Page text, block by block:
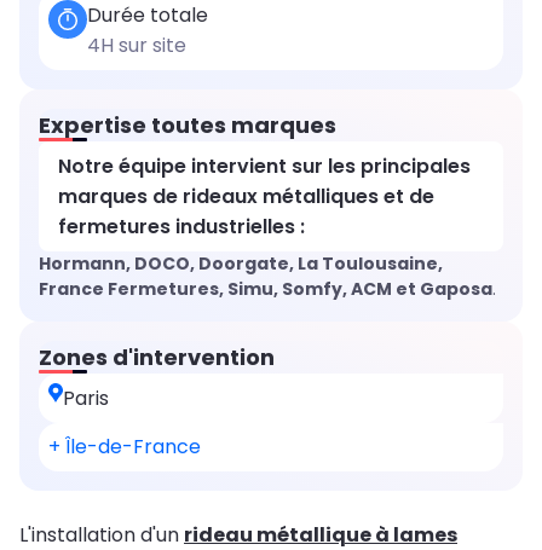
Durée totale
4H sur site
Expertise toutes marques
Notre équipe intervient sur les principales
marques de rideaux métalliques et de
fermetures industrielles :
Hormann, DOCO, Doorgate, La Toulousaine,
France Fermetures, Simu, Somfy, ACM et Gaposa.
Zones d'intervention
Paris
+ Île-de-France
L'installation d'un rideau métallique à lames